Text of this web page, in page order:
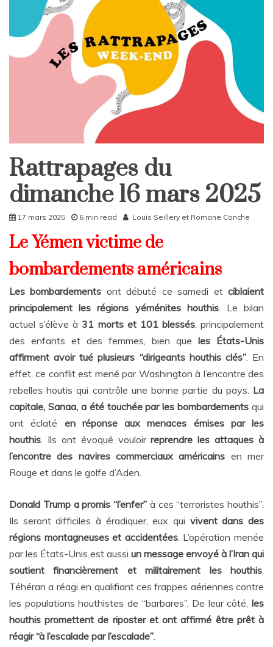
Rattrapages
Rattrapages
Rattrapages du
dimanche 16 mars 2025
17 mars 2025 6 min read Louis Seillery et Romane Conche
Le Yémen victime de
bombardements américains
Les bombardements ont débuté ce samedi etciblaient
principalement les régions yéménites houthis. Le bilan
actuel s’élève à 31 morts et 101 blessés, principalement
des enfants et des femmes, bien que les États-Unis
affirment avoir tué plusieurs “dirigeants houthis clés”. En
effet, ce conflit est mené par Washington à l’encontre des
rebelles houtis qui contrôle une bonne partie du pays. La
capitale, Sanaa, a été touchée par les bombardements qui
ont éclaté en réponse aux menaces émises par les
houthis . Ils ont évoqué vouloirreprendre les attaques à
l’encontre des navires commerciaux américains en mer
Rouge et dans le golfe d’Aden.
Donald Trump a promis “l’enfer” à ces “terroristes houthis”.
Ils seront difficiles à éradiquer, eux qui vivent dans des
régions montagneuses et accidentées. L’opération menée
par les États-Unis est aussi un message envoyé à l’Iran qui
soutient financièrement et militairement les houthis
Téhéran a réagi en qualifiant ces frappes aériennes contre
les populations houthistes de “barbares”. De leur côté, les
houthis promettent de riposter et ont affirmé être prêt à
réagir “à l’escalade par l’escalade”